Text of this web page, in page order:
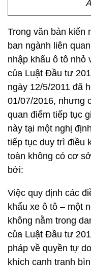
Trong văn bản kiến
ban ngành liên
nhập khẩu ô tô nhỏ
của Luật Đầu tư
ngày 12/5/2011 đã
01/07/2016, nhưng
quan điểm tiếp tục
này tại một nghị
tiếp tục duy trì điều
toàn không có cơ
bởi:
Việc quy định các
khẩu xe ô tô – một
không nằm trong
của Luật Đầu tư
pháp về quyền tự
khích cạnh tranh